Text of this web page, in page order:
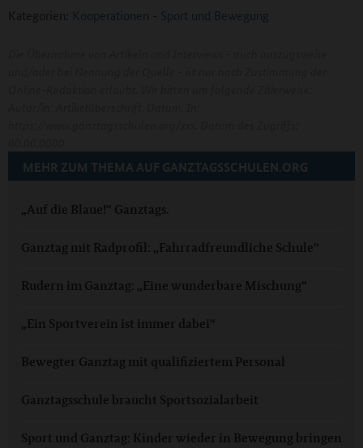
Kategorien: Kooperationen - Sport und Bewegung
MEHR ZUM THEMA AUF GANZTAGSSCHULEN.ORG
„Auf die Blaue!“ Ganztags.
Ganztag mit Radprofil: „Fahrradfreundliche Schule“
Rudern im Ganztag: „Eine wunderbare Mischung“
„Ein Sportverein ist immer dabei“
Bewegter Ganztag mit qualifiziertem Personal
Ganztagsschule braucht Sportsozialarbeit
Sport und Ganztag: Kinder wieder in Bewegung bringen